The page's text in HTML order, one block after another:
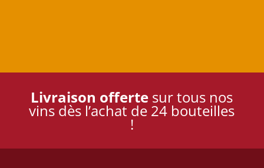
Livraison offerte sur tous nos
vins dès l’achat de 24 bouteilles
!